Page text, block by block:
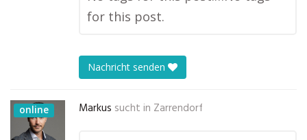
for this post.
Nachricht senden
online Markus sucht in Zarrendorf